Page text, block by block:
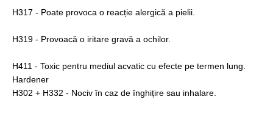
H317 - Poate provoca o reacție alergică a pielii.
H319 - Provoacă o iritare gravă a ochilor.
H411 - Toxic pentru mediul acvatic cu efecte pe termen lung.
Hardener
H302 + H332 - Nociv în caz de înghițire sau inhalare.